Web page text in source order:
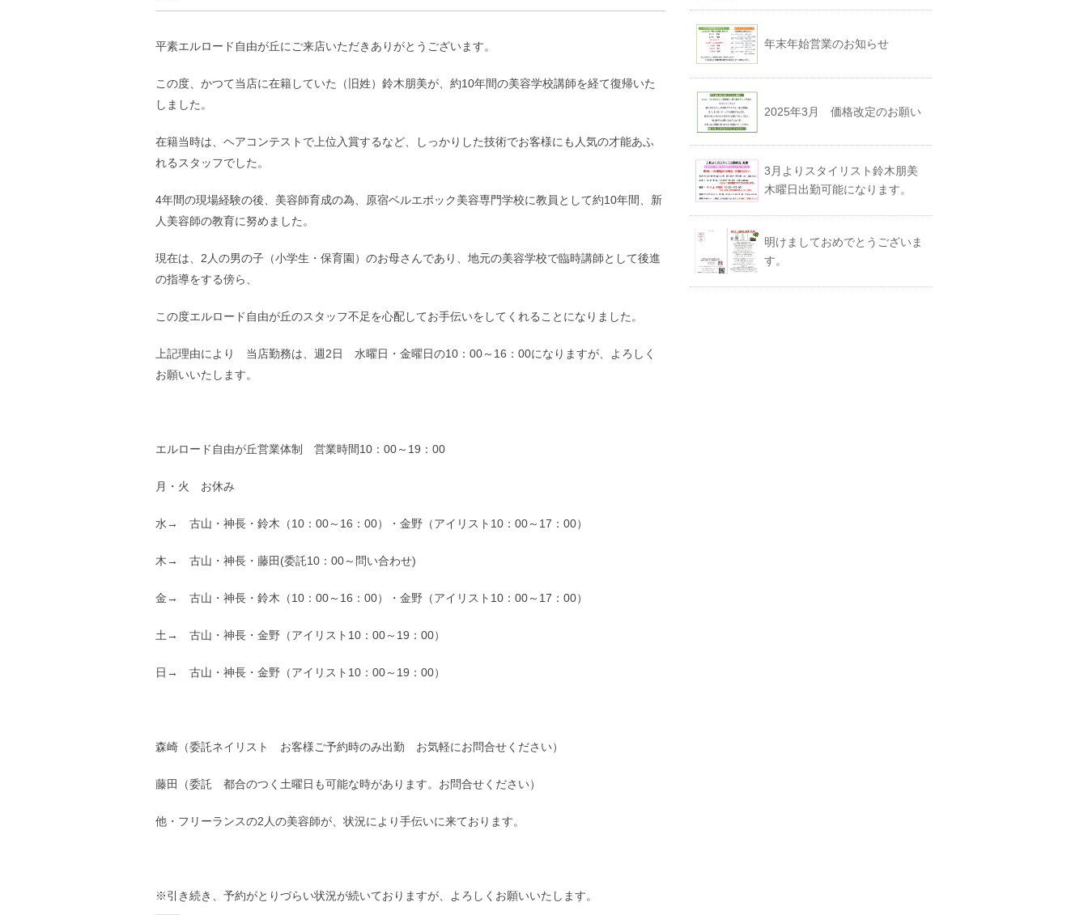
平素エルロード自由が丘にご来店いただきありがとうございます。
この度、かつて当店に在籍していた（旧姓）鈴木朋美が、約10年間の美容学校講師を経て復帰いた
しました。
在籍当時は、ヘアコンテストで上位入賞するなど、しっかりした技術でお客様にも人気の才能あふ
れるスタッフでした。
4年間の現場経験の後、美容師育成の為、原宿ベルエポック美容専門学校に教員として約10年間、新
人美容師の教育に努めました。
現在は、2人の男の子（小学生・保育園）のお母さんであり、地元の美容学校で臨時講師として後進
の指導をする傍ら、
この度エルロード自由が丘のスタッフ不足を心配してお手伝いをしてくれることになりました。
上記理由により 当店勤務は、週2日 水曜日・金曜日の10：00～16：00になりますが、よろしく
お願いいたします。
エルロード自由が丘営業体制 営業時間10：00～19：00
月・火 お休み
水→ 古山・神長・鈴木（10：00～16：00）・金野（アイリスト10：00～17：00）
木→ 古山・神長・藤田(委託10：00～問い合わせ)
金→ 古山・神長・鈴木（10：00～16：00）・金野（アイリスト10：00～17：00）
土→ 古山・神長・金野（アイリスト10：00～19：00）
日→ 古山・神長・金野（アイリスト10：00～19：00）
森崎（委託ネイリスト お客様ご予約時のみ出勤 お気軽にお問合せください）
藤田（委託 都合のつく土曜日も可能な時があります。お問合せください）
他・フリーランスの2人の美容師が、状況により手伝いに来ております。
※引き続き、予約がとりづらい状況が続いておりますが、よろしくお願いいたします。
年末年始営業のお知らせ
2025年3月 価格改定のお願い
3月よりスタイリスト鈴木朋美
木曜日出勤可能になります。
明けましておめでとうございま
す。